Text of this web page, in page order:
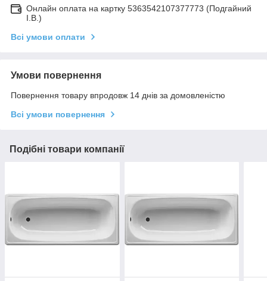
Онлайн оплата на картку 5363542107377773 (Подгайний
І.В.)
Всі умови оплати
Умови повернення
Повернення товару впродовж 14 днів за домовленістю
Всі умови повернення
Подібні товари компанії